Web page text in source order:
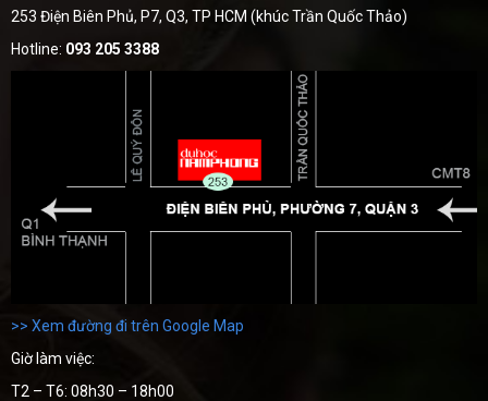
253 Điện Biên Phủ, P7, Q3, TP HCM (khúc Trần Quốc Thảo)
Hotline: 093 205 3388
>> Xem đường đi trên Google Map
Giờ làm việc:
T2 – T6: 08h30 – 18h00